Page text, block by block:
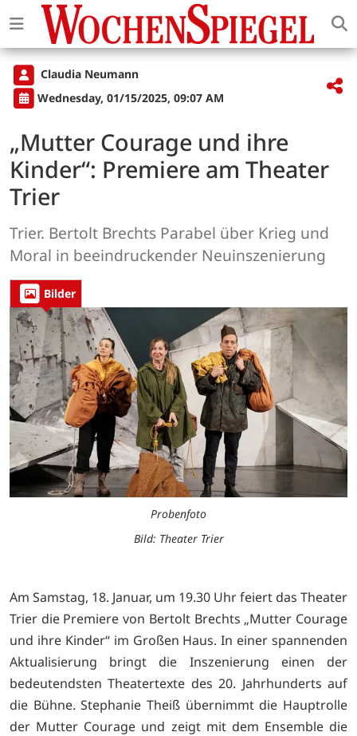
Claudia Neumann
Wednesday, 01/15/2025, 09:07 AM
„Mutter Courage und ihre
Kinder“: Premiere am Theater
Trier
Trier. Bertolt Brechts Parabel über Krieg und
Moral in beeindruckender Neuinszenierung
Bilder
Probenfoto
Bild: Theater Trier
Am Samstag, 18. Januar, um 19.30 Uhr feiert das Theater
Trier die Premiere von Bertolt Brechts „Mutter Courage
und ihre Kinder“ im Großen Haus. In einer spannenden
Aktualisierung bringt die Inszenierung einen der
bedeutendsten Theatertexte des 20. Jahrhunderts auf
die Bühne. Stephanie Theiß übernimmt die Hauptrolle
der Mutter Courage und zeigt mit dem Ensemble die